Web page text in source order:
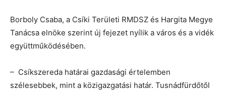
Borboly Csaba, a Csíki Területi RMDSZ és Hargita Megye
Tanácsa elnöke szerint új fejezet nyílik a város és a vidék
együttműködésében.
– Csíkszereda határai gazdasági értelemben
szélesebbek, mint a közigazgatási határ. Tusnádfürdőtől